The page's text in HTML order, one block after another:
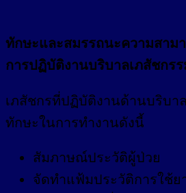
ทักษะและสมรรถนะความสาม
การปฏิบัติงานบริบาลเภสัชกรร
เภสัชกรที่ปฏิบัติงานด้านบริบา
ทักษะในการทำงานดังนี้
สัมภาษณ์ประวัติผู้ป่วย
จัดทำแฟ้มประวัติการใช้ย